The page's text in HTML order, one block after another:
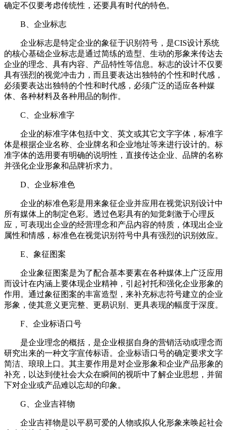
确定不仅要考虑传统性，还要具有时代的特色。
B、企业标志
企业标志是特定企业的象征于识别符号，是CIS设计系统
的核心基础企业标志是通过简练的造型、生动的形象来传达去
企业的理念、具有内容、产品特性等信息。标志的设计不仅要
具有强烈的视觉冲击力，而且要表达出独特的个性和时代感，
必须要表达出独特的个性和时代感，必须广泛的适应各种媒
体、各种材料及各种用品的制作。
C、企业标准字
企业的标准字体包括中文、英文或其它文字字体，标准字
体是根据企业名称、企业牌名和企业地址等来进行设计的。标
准字体的选用要有明确的说明性，直接传达企业、品牌的名称
并强化企业形象和品牌祈求力。
D、企业标准色
企业的标准色彩是用来象征企业并应用在视觉识别设计中
所有媒体上的制定色彩。透过色彩具有的知觉刺激于心理反
应，可表现出企业的经营理念和产品内容的特质，体现出企业
属性和情感，标准色在视觉识别符号中具有强烈的识别效应。
E、象征图案
企业象征图案是为了配合基本要素在各种媒体上广泛应用
而设计在内涵上要体现企业精神，引起衬托和强化企业形象的
作用。通过象征图案的丰富造型，来补充标志符号建立的企业
形象，使其意义更完整、更易识别、更具表现的幅度于深度。
F、企业标语口号
是企业理念的概括，是企业根据自身的营销活动或理念而
研究出来的一种文字宣传标语。企业标语口号的确定要求文字
简洁、琅琅上口。其主要作用是对企业形象和企业产品形象的
补充，以达到使社会大众在瞬间的视听中了解企业思想，并留
下对企业或产品难以忘却的印象。
G、企业吉祥物
企业吉祥物是以平易可爱的人物或拟人化形象来唤起社会